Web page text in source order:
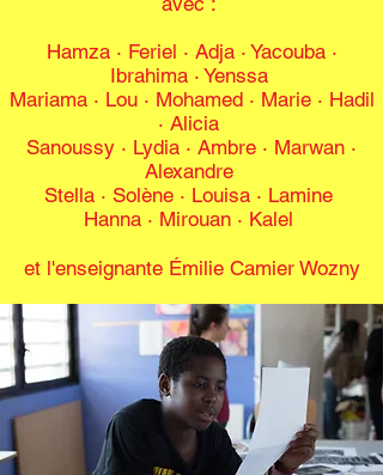
Hamza · Feriel · Adja · Yacouba ·
Ibrahima · Yenssa
Mariama · Lou · Mohamed · Marie · Hadil
· Alicia
Sanoussy · Lydia · Ambre · Marwan ·
Alexandre
Stella · Solène · Louisa · Lamine
Hanna · Mirouan · Kalel
et l'enseignante Émilie Camier Wozny​